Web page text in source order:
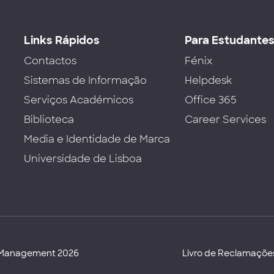
Links Rápidos
Contactos
Sistemas de Informação
Serviços Académicos
Biblioteca
Media e Identidade de Marca
Universidade de Lisboa
Para
Fénix
Helpdesk
Office 365
Career Services
2026 Livro de